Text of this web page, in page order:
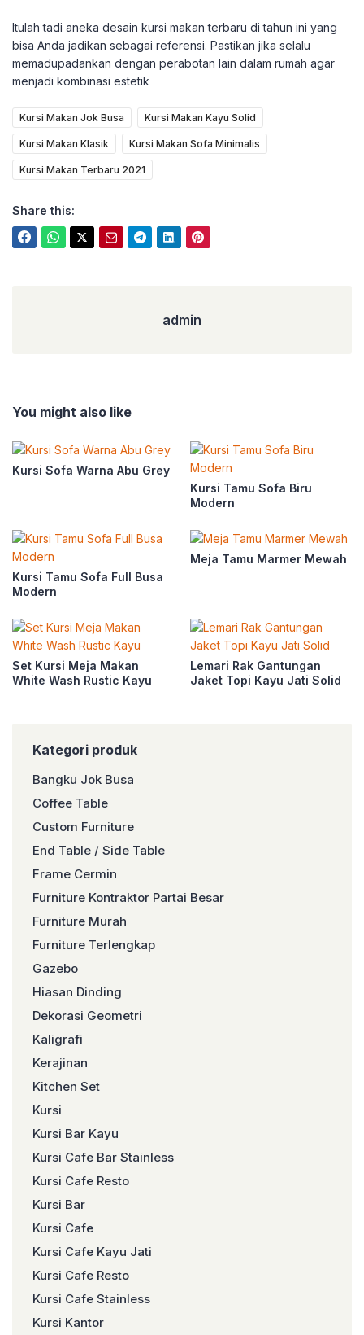
Itulah tadi aneka desain kursi makan terbaru di tahun ini yang
bisa Anda jadikan sebagai referensi. Pastikan jika selalu
memadupadankan dengan perabotan lain dalam rumah agar
menjadi kombinasi estetik
Kursi Makan Jok Busa Kursi Makan Kayu Solid
Kursi Makan Klasik Kursi Makan Sofa Minimalis
Kursi Makan Terbaru 2021
Share this:
admin
You might also like
Kursi Sofa Warna Abu Grey
Kursi Tamu Sofa Biru
Modern
Kursi Tamu Sofa Full Busa
Modern
Meja Tamu Marmer Mewah
Set Kursi Meja Makan
White Wash Rustic Kayu
Lemari Rak Gantungan
Jaket Topi Kayu Jati Solid
Kategori produk
Bangku Jok Busa
Coffee Table
Custom Furniture
End Table / Side Table
Frame Cermin
Furniture Kontraktor Partai Besar
Furniture Murah
Furniture Terlengkap
Gazebo
Hiasan Dinding
Dekorasi Geometri
Kaligrafi
Kerajinan
Kitchen Set
Kursi
Kursi Bar Kayu
Kursi Cafe Bar Stainless
Kursi Cafe Resto
Kursi Bar
Kursi Cafe
Kursi Cafe Kayu Jati
Kursi Cafe Resto
Kursi Cafe Stainless
Kursi Kantor